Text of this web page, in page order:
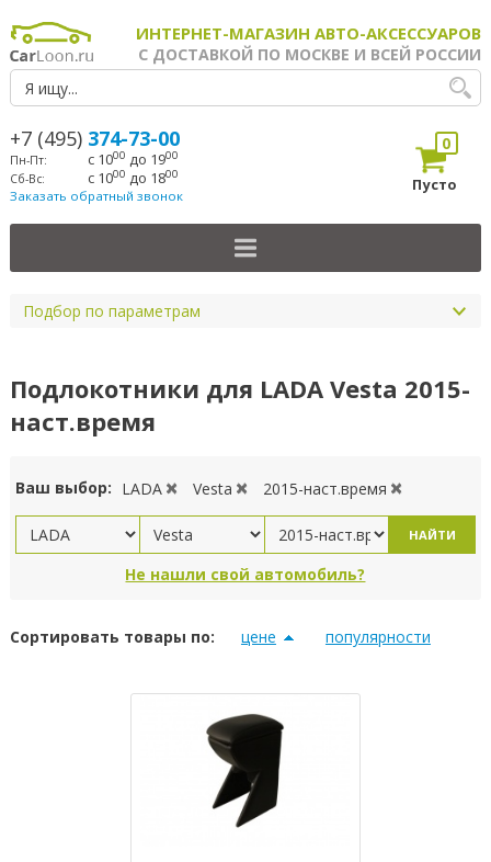
ИНТЕРНЕТ-МАГАЗИН АВТО-АКСЕССУАРОВ
С ДОСТАВКОЙ ПО МОСКВЕ И ВСЕЙ РОССИИ
+7 (495) 374-73-00
Пн-Пт: с 1000 до 1900
Сб-Вс: с 1000 до 1800
Заказать обратный звонок
0
Пусто
Подбор по параметрам
Подлокотники для LADA Vesta 2015-
наст.время
Ваш выбор: LADA Vesta 2015-наст.время
НАЙТИ
Не нашли свой автомобиль?
Сортировать товары по: цене популярности